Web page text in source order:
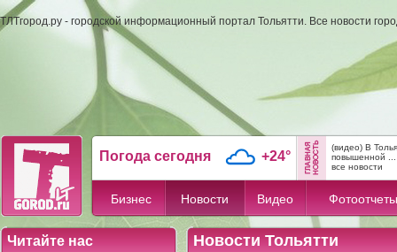
ТЛТгород.ру - городской информационный портал Тольятти. Все новости
Погода сегодня +24°
(видео) В
повышенной ...
все новости
Бизнес Новости Видео Фотоотчеты
Читайте нас Новости Тольятти